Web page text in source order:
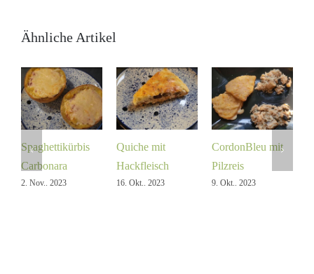
Ähnliche Artikel
Spaghettikürbis
Carbonara
2. Nov.. 2023
Quiche mit
Hackfleisch
16. Okt.. 2023
CordonBleu mit
Pilzreis
9. Okt.. 2023